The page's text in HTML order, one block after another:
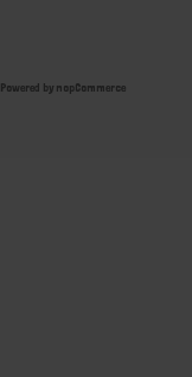
Powered by nopCommerce